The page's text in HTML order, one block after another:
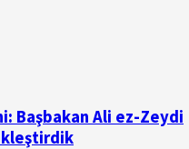
Başbakan Ali ez-Zeydi